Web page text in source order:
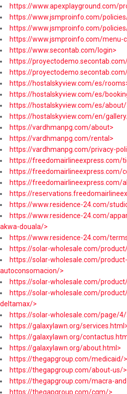
https://www.apexplayground.com/
https://www.jsmproinfo.com/
https://www.jsmproinfo.com/
https://www.jsmproinfo.com/menu-
https://www.secontab.com/login>
https://
https://
https://hostalskyview.com/es/
https://hostalskyview.com/es/
https://hostalskyview.com/es/about/
https://hostalskyview.com/en/
https://vardhmanpg.com/about>
https://vardhmanpg.com/rental>
https://vardhmanpg.com/privacy-
https://freedomairlineexpress.com/
https://freedomairlineexpress.com/
https://freedomairlineexpress.com/
https://
https://www.residence-24.com/
https://www.residence-24.com/
akwa-douala/>
https://www.residence-24.com/
https://solar-wholesale.com/
https://solar-wholesale.com/
autoconsomacion/>
https://solar-wholesale.com/
https://solar-wholesale.com/
deltamax/>
https://solar-wholesale.com/page/4/
https://galaxylawn.org/
https://galaxylawn.org/
https://galaxylawn.org/about.html>
https://thegapgroup.com/medicaid/>
https://thegapgroup.com/about-us/>
https://thegapgroup.com/macra-
https://thegapgroup.com/cqm/>